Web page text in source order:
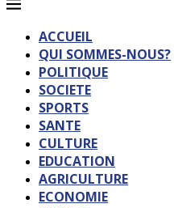
ACCUEIL
QUI SOMMES-NOUS?
POLITIQUE
SOCIETE
SPORTS
SANTE
CULTURE
EDUCATION
AGRICULTURE
ECONOMIE